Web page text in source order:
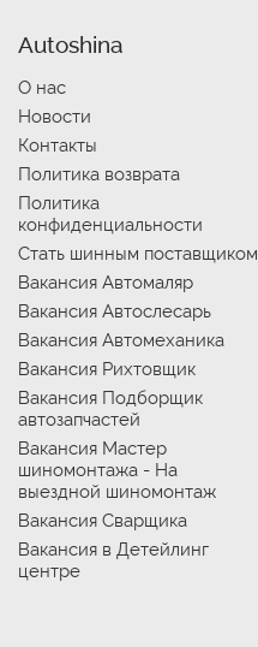
Autoshina
О нас
Новости
Контакты
Политика возврата
Политика
конфиденциальности
Стать шинным поставщиком
Вакансия Автомаляр
Вакансия Автослесарь
Вакансия Автомеханика
Вакансия Рихтовщик
Вакансия Подборщик
автозапчастей
Вакансия Мастер
шиномонтажа - На
выездной шиномонтаж
Вакансия Сварщика
Вакансия в Детейлинг
центре